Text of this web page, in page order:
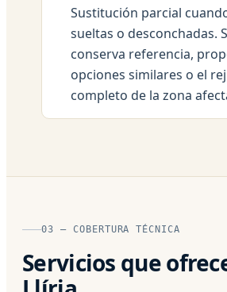
Sustitución parcial
sueltas o desconchadas.
conserva referencia,
opciones similares o el
completo de la zona
03 — COBERTURA TÉCNICA
Servicios que